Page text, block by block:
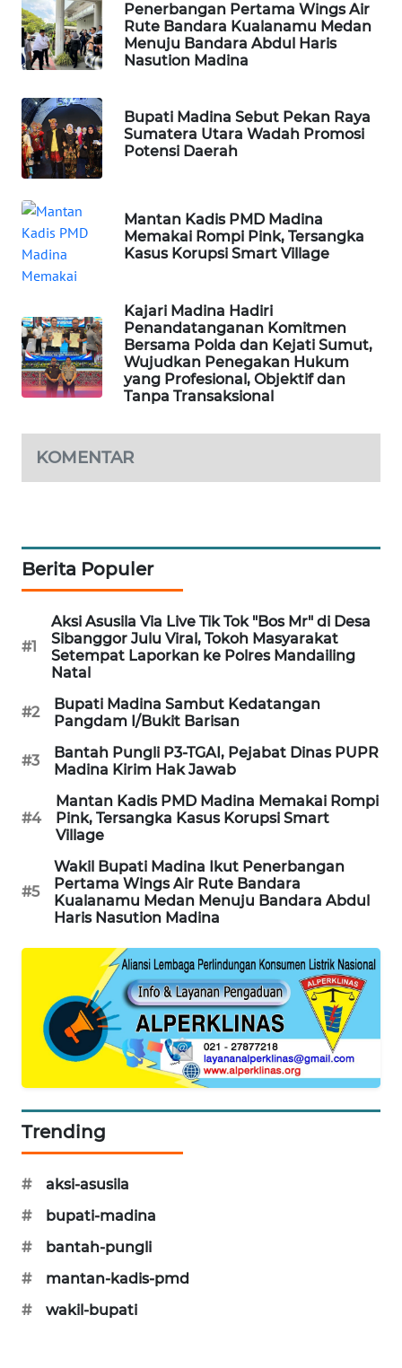
Penerbangan Pertama Wings Air
Rute Bandara Kualanamu Medan
Menuju Bandara Abdul Haris
Nasution Madina
Bupati Madina Sebut Pekan Raya
Sumatera Utara Wadah Promosi
Potensi Daerah
Mantan Kadis PMD Madina
Memakai Rompi Pink, Tersangka
Kasus Korupsi Smart Village
Kajari Madina Hadiri
Penandatanganan Komitmen
Bersama Polda dan Kejati Sumut,
Wujudkan Penegakan Hukum
yang Profesional, Objektif dan
Tanpa Transaksional
KOMENTAR
Berita Populer
#1
Aksi Asusila Via Live Tik Tok "Bos Mr" di Desa
Sibanggor Julu Viral, Tokoh Masyarakat
Setempat Laporkan ke Polres Mandailing
Natal
#2
Bupati Madina Sambut Kedatangan
Pangdam I/Bukit Barisan
#3
Bantah Pungli P3-TGAI, Pejabat Dinas PUPR
Madina Kirim Hak Jawab
#4
Mantan Kadis PMD Madina Memakai Rompi
Pink, Tersangka Kasus Korupsi Smart
Village
#5
Wakil Bupati Madina Ikut Penerbangan
Pertama Wings Air Rute Bandara
Kualanamu Medan Menuju Bandara Abdul
Haris Nasution Madina
Trending
#
aksi-asusila
#
bupati-madina
#
bantah-pungli
#
mantan-kadis-pmd
#
wakil-bupati
PORTAL
KONSUMEN
FORWAMKI
ALPERKLINAS
TAMBANG
NEWS
SITUNGIR
NEWS
SIDIKALANG
NEWS
SIBARAGAS
NEWS
NEWS
MEDAN
NEWS
JAKARTA
NEWS
KRT
KARING
NEWS
JURNAL
MARITIM
GARONGGANG
NEWS
NEWS
NEWS
BERKAT